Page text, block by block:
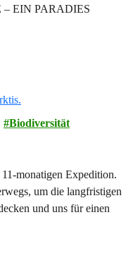
– EIN PARADIES
Biodiversität
monatigen Expedition.
um die langfristigen
und uns für einen